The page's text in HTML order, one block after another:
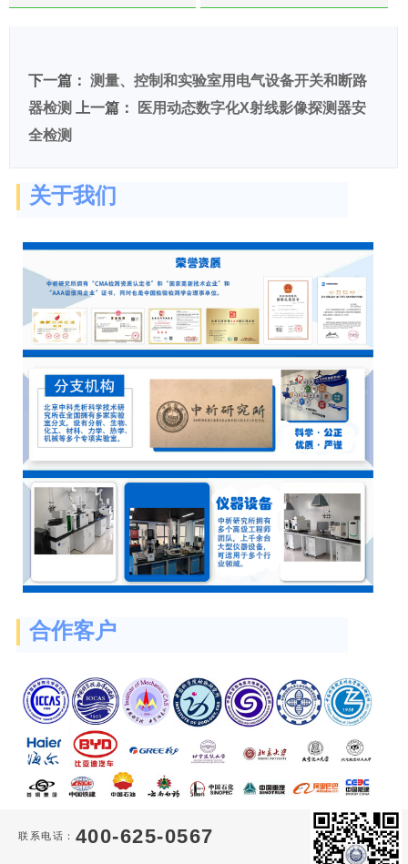
下一篇： 测量、控制和实验室用电气设备开关和断路
器检测
上一篇：
医用动态数字化X射线影像探测器安
全检测
关于我们
合作客户
联系电话： 400-625-0567